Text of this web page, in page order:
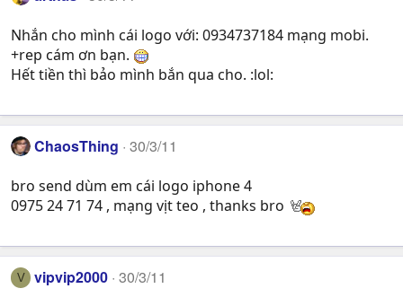
Nhắn cho mình cái logo với: 0934737184 mạng mobi.
+rep cám ơn bạn.
Hết tiền thì bảo mình bắn qua cho. :lol:
ChaosThing 30/3/11
bro send dùm em cái logo iphone 4
0975 24 71 74 , mạng vịt teo , thanks bro
V vipvip2000 30/3/11